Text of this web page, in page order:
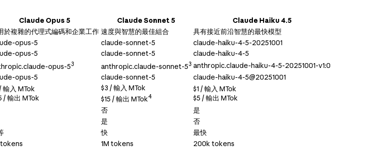
Claude Opus 5 Claude Sonnet 5
Claude Haiku 4.5
於複雜的代理式編碼和企業工作 速度與智慧的最佳組合
具有接近前沿智慧的最快模型
opus-5 claude-sonnet-5
claude-haiku-4-5-20251001
opus-5 claude-sonnet-5
claude-haiku-4-5
opus-53 anthropic.claude-sonnet-53 anthropic.claude-haiku-4-5-20251001-v1:0
opus-5 claude-sonnet-5
claude-haiku-4-5@20251001
輸入 MTok
/ 輸出 MTok
$3 / 輸入 MTok
$15 / 輸出 MTok4
$1 / 輸入 MTok
$5 / 輸出 MTok
否
是
是
否
快
最快
tokens 1M tokens
200k tokens